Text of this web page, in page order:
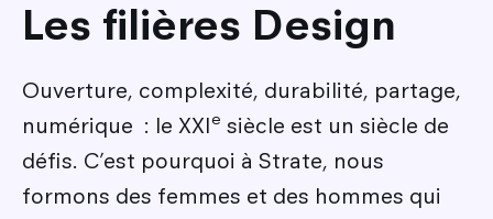
Les filières Design
Ouverture, complexité, durabilité, partage,
numérique : le XXIe siècle est un siècle de
défis. C’est pourquoi à Strate, nous
formons des femmes et des hommes qui